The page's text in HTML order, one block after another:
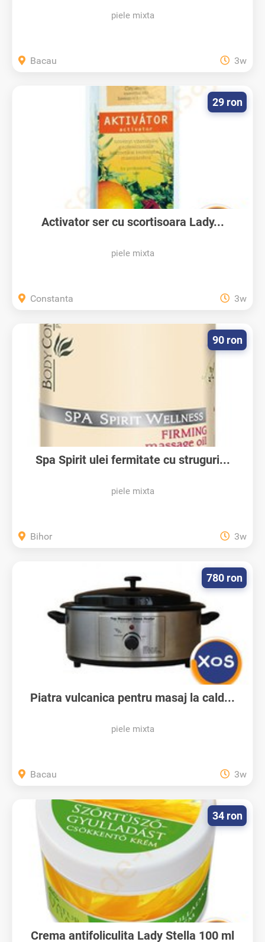
piele mixta
Bacau 3w
Activator ser cu scortisoara Lady...
piele mixta
29 ron
Constanta 3w
Spa Spirit ulei fermitate cu struguri...
piele mixta
90 ron
Bihor 3w
Piatra vulcanica pentru masaj la cald...
piele mixta
780 ron
Bacau 3w
Crema antifoliculita Lady Stella 100 ml
34 ron